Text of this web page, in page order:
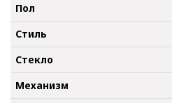
Пол
Стиль
Стекло
Механизм